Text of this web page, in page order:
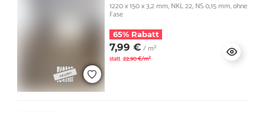
1220 x 150 x 3,2 mm, NKL 22, NS 0,15 mm, ohne
Fase
65% Rabatt
7,99 € / m²
statt 22,90 €/m²